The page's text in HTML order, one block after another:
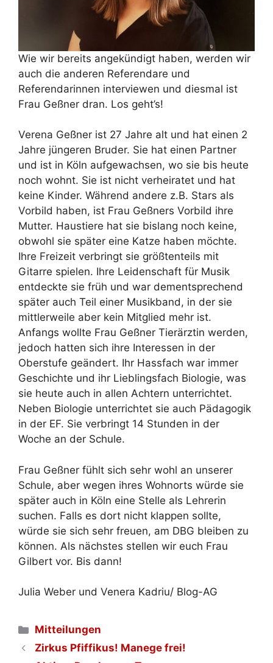
Wie wir bereits angekündigt haben, werden wir
auch die anderen Referendare und
Referendarinnen interviewen und diesmal ist
Frau Geßner dran. Los geht’s!
Verena Geßner ist 27 Jahre alt und hat einen 2
Jahre jüngeren Bruder. Sie hat einen Partner
und ist in Köln aufgewachsen, wo sie bis heute
noch wohnt. Sie ist nicht verheiratet und hat
keine Kinder. Während andere z.B. Stars als
Vorbild haben, ist Frau Geßners Vorbild ihre
Mutter. Haustiere hat sie bislang noch keine,
obwohl sie später eine Katze haben möchte.
Ihre Freizeit verbringt sie größtenteils mit
Gitarre spielen. Ihre Leidenschaft für Musik
entdeckte sie früh und war dementsprechend
später auch Teil einer Musikband, in der sie
mittlerweile aber kein Mitglied mehr ist.
Anfangs wollte Frau Geßner Tierärztin werden,
jedoch hatten sich ihre Interessen in der
Oberstufe geändert. Ihr Hassfach war immer
Geschichte und ihr Lieblingsfach Biologie, was
sie heute auch in allen Achtern unterrichtet.
Neben Biologie unterrichtet sie auch Pädagogik
in der EF. Sie verbringt 14 Stunden in der
Woche an der Schule.
Frau Geßner fühlt sich sehr wohl an unserer
Schule, aber wegen ihres Wohnorts würde sie
später auch in Köln eine Stelle als Lehrerin
suchen. Falls es dort nicht klappen sollte,
würde sie sich sehr freuen, am DBG bleiben zu
können. Als nächstes stellen wir euch Frau
Gilbert vor. Bis dann!
Julia Weber und Venera Kadriu/ Blog-AG
Kategorien
Mitteilungen
Zirkus Pfiffikus! Manege frei!